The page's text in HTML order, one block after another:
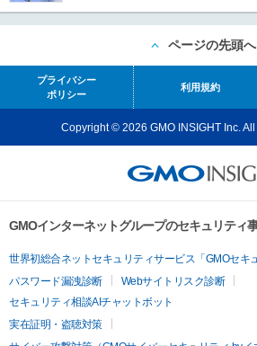
ページの先頭へ
プライバシー
ポリシー
利用規約
Copyright © 2026 GMO INSIGHT Inc. All
GMOインターネットグループのセキュリティ
世界初総合ネットセキュリティサービス「GMOセキ
パスワード漏洩診断
Webサイトリスク診断
セキュリティ相談AIチャットボット
実在証明・盗聴対策